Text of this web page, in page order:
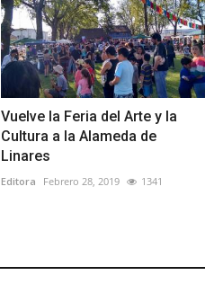
Vuelve la Feria del Arte y la
Cultura a la Alameda de
Linares
Editora Febrero 28, 2019 1341